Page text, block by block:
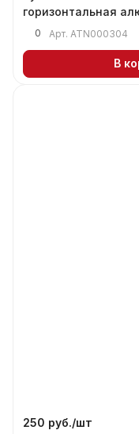
горизонтальная
0 Арт. ATN000304
В
250 руб./шт